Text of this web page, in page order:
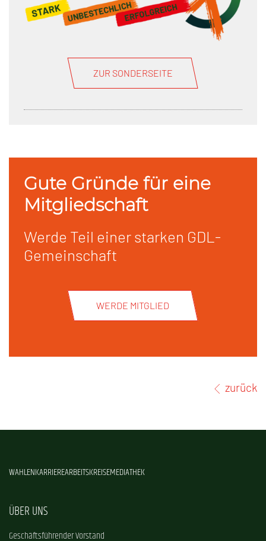
ZUR SONDERSEITE
Gute Gründe für eine
Mitgliedschaft
Werde Teil einer starken GDL-
Gemeinschaft
WERDE MITGLIED
zurück
WAHLENKARRIEREARBEITSKREISEMEDIATHEK
ÜBER UNS
Geschäftsführender Vorstand